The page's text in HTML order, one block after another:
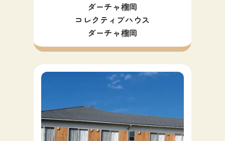
ダーチャ榴岡
コレクティブハウス
ダーチャ榴岡